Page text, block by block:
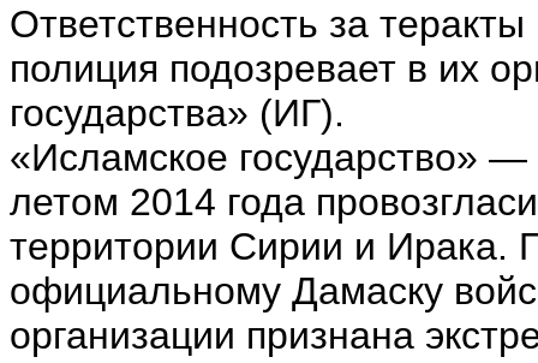
Ответственность за
полиция подозревает в их
государства» (ИГ).
«Исламское государство» —
летом 2014 года
территории Сирии и Ирака.
официальному Дамаску
организации признана